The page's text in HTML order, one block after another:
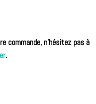
commande, n’hésitez pas à
.